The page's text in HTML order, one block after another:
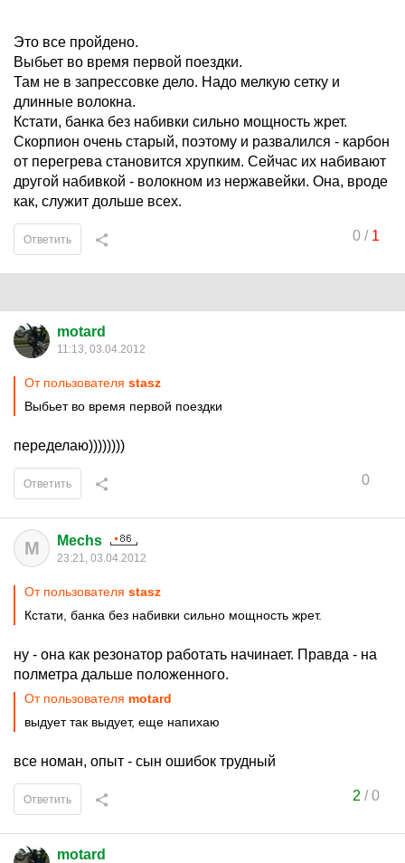
Это все пройдено.
Выбьет во время первой поездки.
Там не в запрессовке дело. Надо мелкую сетку и
длинные волокна.
Кстати, банка без набивки сильно мощность жрет.
Скорпион очень старый, поэтому и развалился - карбон
от перегрева становится хрупким. Сейчас их набивают
другой набивкой - волокном из нержавейки. Она, вроде
как, служит дольше всех.
0/ 1
Ответить
motard
11:13, 03.04.2012
От пользователя stasz
Выбьет во время первой поездки
переделаю))))))))
0
Ответить
M Mechs
23:21, 03.04.2012
От пользователя stasz
Кстати, банка без набивки сильно мощность жрет.
ну - она как резонатор работать начинает. Правда - на
полметра дальше положенного.
От пользователя motard
выдует так выдует, еще напихаю
все номан, опыт - сын ошибок трудный
2 /0
Ответить
motard